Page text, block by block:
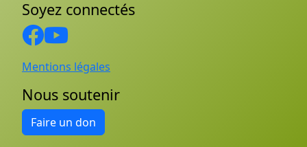
Soyez connectés
Mentions légales
Nous soutenir
Faire un don